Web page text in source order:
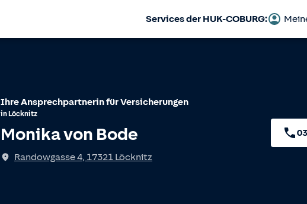
Services der HUK-COBURG:
Ihre Ansprechpartnerin für Versicherungen
in Löcknitz
Monika von Bode
Randowgasse 4, 17321 Löcknitz